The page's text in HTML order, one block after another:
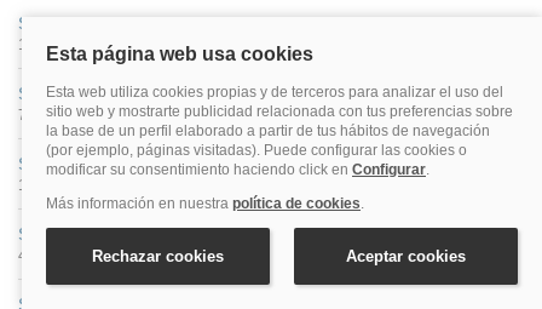
San Sebastián
149 hoteles
Santander
74 hoteles
Santiago De Compostela
176 hoteles
Segovia
40 hoteles
Sevilla